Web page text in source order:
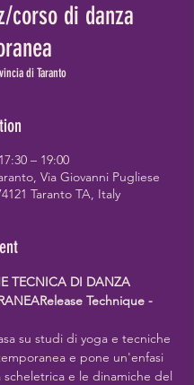
corso di danza
di Taranto
– 19:00
Via Giovanni Pugliese
Taranto TA, Italy
TECNICA DI DANZA
Technique -
su studi di yoga e tecniche
e pone un'enfasi
scheletrica e le dinamiche del